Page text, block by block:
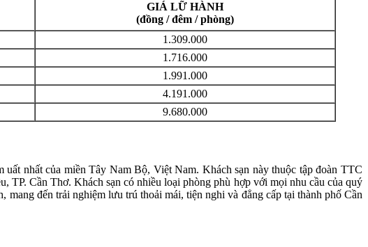
GIÁ LỮ HÀNH
(đồng / đêm / phòng)
1.309.000
1.716.000
1.991.000
4.191.000
9.680.000
nhất của miền Tây Nam Bộ, Việt Nam. Khách sạn này thuộc tập đoàn TTC
Cần Thơ. Khách sạn có nhiều loại phòng phù hợp với mọi nhu cầu của quý
đến trải nghiệm lưu trú thoải mái, tiện nghi và đẳng cấp tại thành phố Cần